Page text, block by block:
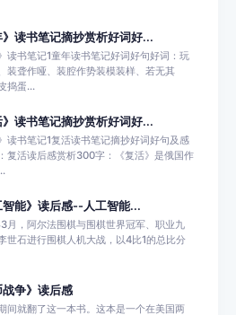
》读书笔记摘抄赏析好词好...
读书笔记1童年读书笔记好词好句好词：玩
装聋作哑、装腔作势装模装样、若无其
捣蛋...
》读书笔记摘抄赏析好词好...
读书笔记1复活读书笔记摘抄好词好句及感
复活读后感赏析300字：《复活》是俄国作
智能》读后感--人工智能...
月，阿尔法围棋与围棋世界冠军、职业九
世石进行围棋人机大战，以4比1的总比分
战争》读后感
间就翻了这一本书。这本是一个在美国两